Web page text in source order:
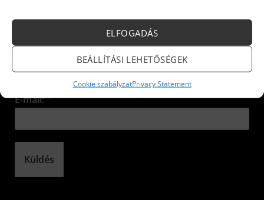
ELFOGADÁS
BEÁLLÍTÁSI LEHETŐSÉGEK
Cookie szabályzatPrivacy Statement
Iratkozzon fel hírlevelünkre!
E-mail:*
Küldés